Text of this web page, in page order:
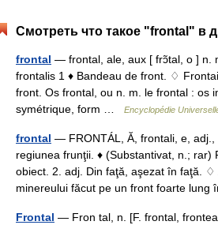
Смотреть что такое "frontal" в
frontal — frontal, ale, aux [ frɔ̃tal, o ] n.
frontalis 1 ♦ Bandeau de front. ♢
front. Os frontal, ou n. m. le frontal : os
symétrique, form …
Encyclopédie
frontal — FRONTÁL, Ă, frontali, e, adj.,
regiunea frunţii. ♦ (Substantivat, n.; rar)
obiect. 2. adj. Din faţă, aşezat în faţă. ♢
minereului făcut pe un front foarte
Frontal — Fron tal, n. [F. frontal,